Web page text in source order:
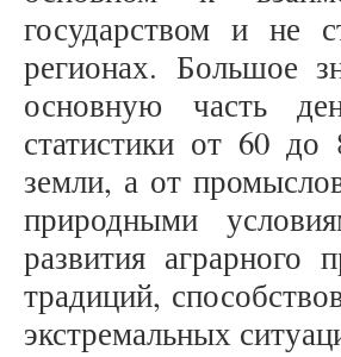
государством и не
регионах. Большое
основную часть
статистики от 60 до
земли, а от
природными
развития аграрного
традиций,
экстремальных